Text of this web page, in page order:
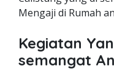
Mengaji di Rumah
Kegiatan
semangat